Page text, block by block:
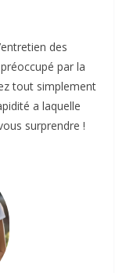
des
par la
tout simplement
a laquelle
surprendre !